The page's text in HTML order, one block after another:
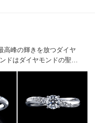
高峰の輝きを放つダイヤ
ドはダイヤモンドの聖地
がある真のカッターズ
質にもこだわっていま
生身に着けていただきた
ンド」「ハードプラチ
います。